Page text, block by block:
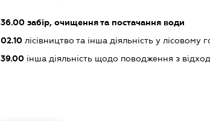
36.00 забір, очищення та постачання води
02.10 лісівництво та інша діяльність у лісовому
39.00 інша діяльність щодо поводження з